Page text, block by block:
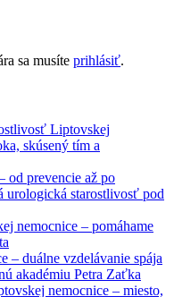
sa musíte prihlásiť.
Liptovskej
skúsený tím a
od prevencie až po
urologická starostlivosť pod
nemocnice – pomáhame
– duálne vzdelávanie spája
akadémiu Petra Zaťka
nemocnice – miesto,